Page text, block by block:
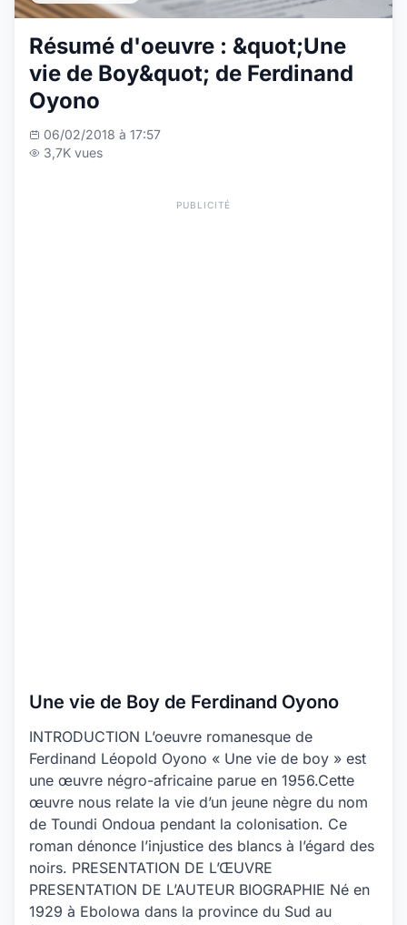
Résumé d'oeuvre : &quot;Une
vie de Boy&quot; de Ferdinand
Oyono
06/02/2018 à 17:57
3,7K vues
PUBLICITÉ
Une vie de Boy de Ferdinand Oyono
INTRODUCTION L’oeuvre romanesque de
Ferdinand Léopold Oyono « Une vie de boy » est
une œuvre négro-africaine parue en 1956.Cette
œuvre nous relate la vie d’un jeune nègre du nom
de Toundi Ondoua pendant la colonisation. Ce
roman dénonce l’injustice des blancs à l’égard des
noirs. PRESENTATION DE L’ŒUVRE
PRESENTATION DE L’AUTEUR BIOGRAPHIE Né en
1929 à Ebolowa dans la province du Sud au